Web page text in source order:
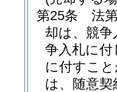
第25条
法
却は、競
争入札に
に付すこ
は、随意